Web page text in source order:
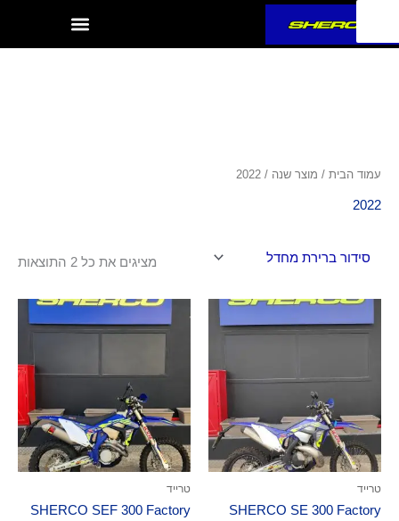
עמוד הבית / מוצר שנה / 2022
2022
מציגים את כל ⁦2⁩ התוצאות
טרייד
SHERCO SE 300 Factory
טרייד
SHERCO SEF 300 Factory